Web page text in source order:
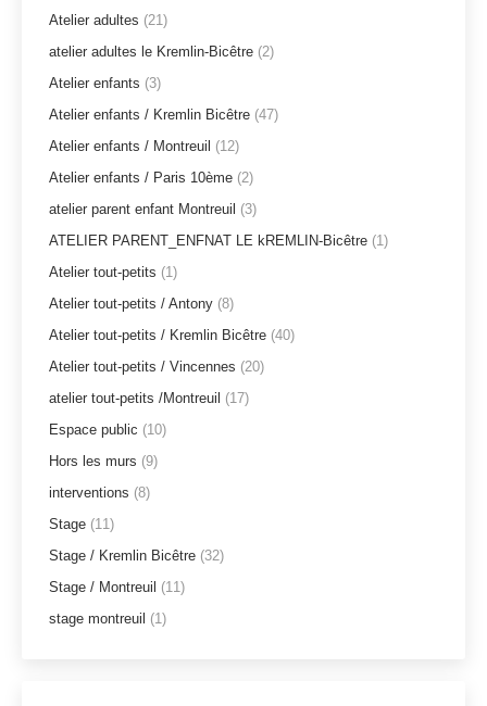
Atelier adultes (21)
atelier adultes le Kremlin-Bicêtre (2)
Atelier enfants (3)
Atelier enfants / Kremlin Bicêtre (47)
Atelier enfants / Montreuil (12)
Atelier enfants / Paris 10ème (2)
atelier parent enfant Montreuil (3)
ATELIER PARENT_ENFNAT LE kREMLIN-Bicêtre (1)
Atelier tout-petits (1)
Atelier tout-petits / Antony (8)
Atelier tout-petits / Kremlin Bicêtre (40)
Atelier tout-petits / Vincennes (20)
atelier tout-petits /Montreuil (17)
Espace public (10)
Hors les murs (9)
interventions (8)
Stage (11)
Stage / Kremlin Bicêtre (32)
Stage / Montreuil (11)
stage montreuil (1)